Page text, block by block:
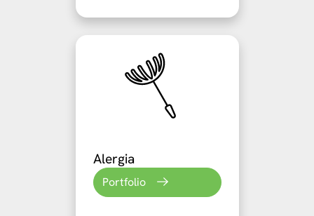
Alergia
Portfolio